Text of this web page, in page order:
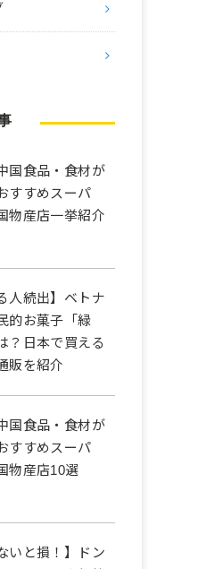
国食品・食材が
すすめスーパ
物産店一挙紹介
人続出】ベトナ
的お菓子「緑
？日本で買える
販を紹介
国食品・食材が
すすめスーパ
物産店10選
いと損！】ドン